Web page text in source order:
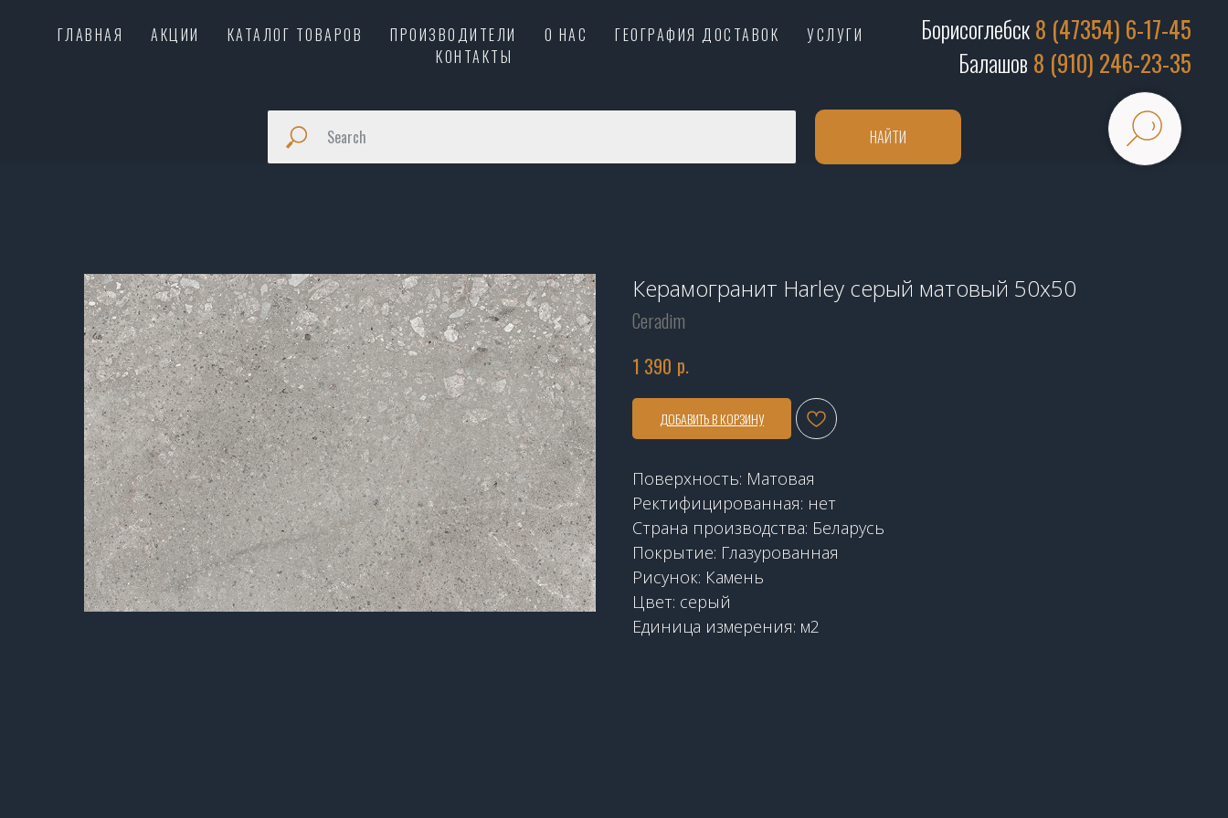
ГЛАВНАЯ АКЦИИ КАТАЛОГ ТОВАРОВ ПРОИЗВОДИТЕЛИ О НАС ГЕОГРАФИЯ ДОСТАВОК
УСЛУГИ
КОНТАКТЫ
Борисоглебск8 (47354) 6-17-45
Балашов 8 (910) 246-23-35
НАЙТИ
Керамогранит Harley серый матовый 50x50
Ceradim
1 390 р.
ДОБАВИТЬ В КОРЗИНУ
Поверхность: Матовая
Ректифицированная: нет
Страна производства: Беларусь
Покрытие: Глазурованная
Рисунок: Камень
Цвет: серый
Единица измерения: м2